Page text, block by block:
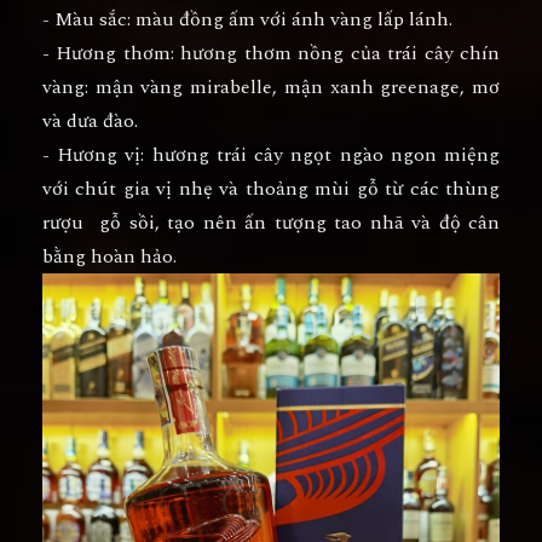
- Màu sắc: màu đồng ấm với ánh vàng lấp lánh.
- Hương thơm: hương thơm nồng của trái cây chín
vàng: mận vàng mirabelle, mận xanh greenage, mơ
và dưa đào.
- Hương vị: hương trái cây ngọt ngào ngon miệng
với chút gia vị nhẹ và thoảng mùi gỗ từ các thùng
rượu gỗ sồi, tạo nên ấn tượng tao nhã và độ cân
bằng hoàn hảo.